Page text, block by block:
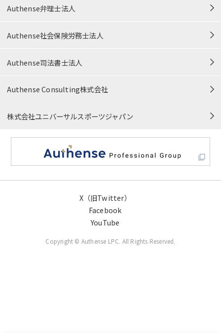
Authense弁理士法人
Authense社会保険労務士法人
Authense司法書士法人
Authense Consulting株式会社
株式会社ユニバーサルスポーツジャパン
X（旧Twitter）
Facebook
YouTube
Copyright © Authense LPC. All Rights Reserved.